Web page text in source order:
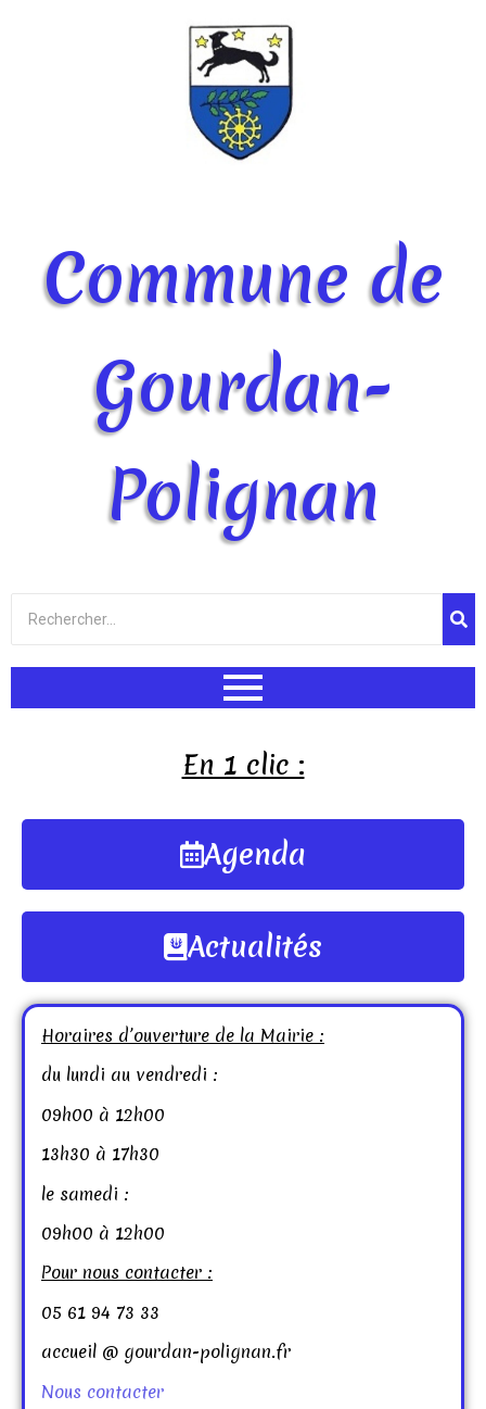
Commune de
Gourdan-
Polignan
En 1 clic :
Agenda
Actualités
Horaires d’ouverture de la Mairie :
du lundi au vendredi :
09h00 à 12h00
13h30 à 17h30
le samedi :
09h00 à 12h00
Pour nous contacter :
05 61 94 73 33
accueil @ gourdan-polignan.fr
Nous contacter